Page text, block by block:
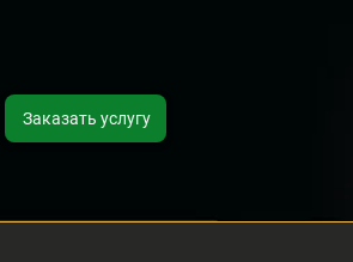
Заказать услугу